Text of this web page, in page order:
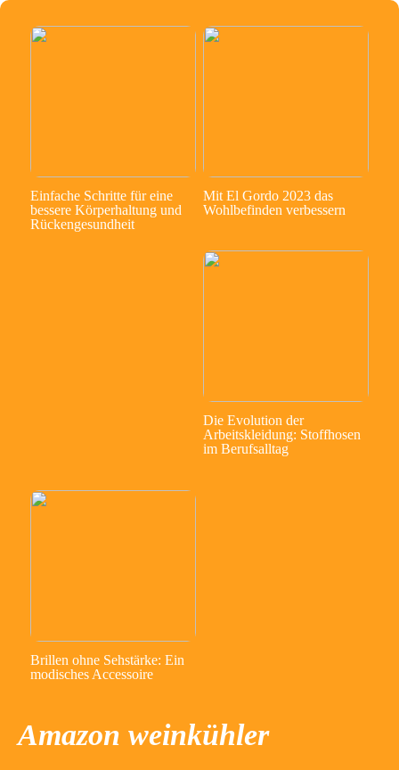
Einfache Schritte für eine
bessere Körperhaltung und
Rückengesundheit
Mit El Gordo 2023 das
Wohlbefinden verbessern
Die Evolution der
Arbeitskleidung: Stoffhosen
im Berufsalltag
Brillen ohne Sehstärke: Ein
modisches Accessoire
Amazon weinkühler